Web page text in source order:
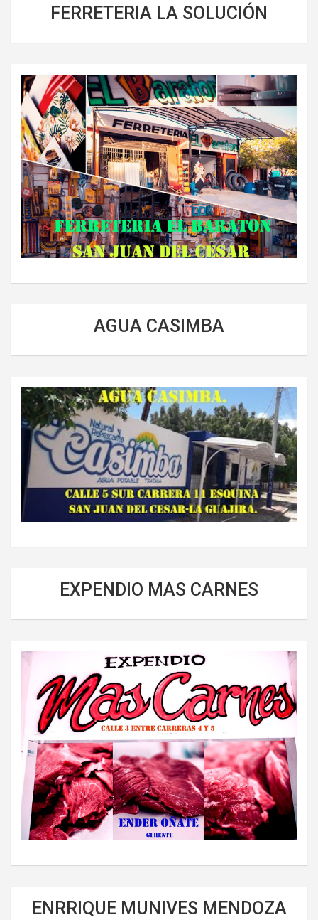
FERRETERIA LA SOLUCIÓN
AGUA CASIMBA
EXPENDIO MAS CARNES
ENRRIQUE MUNIVES MENDOZA